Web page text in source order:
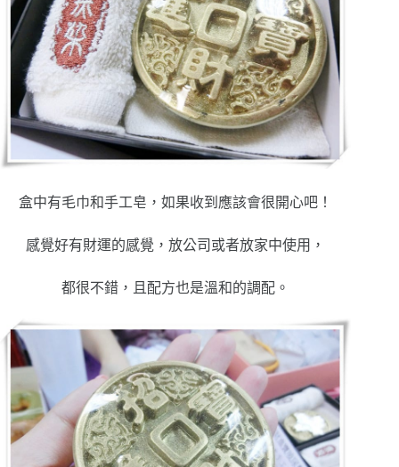
盒中有毛巾和手工皂，如果收到應該會很開心吧！
感覺好有財運的感覺，放公司或者放家中使用，
都很不錯，且配方也是溫和的調配。